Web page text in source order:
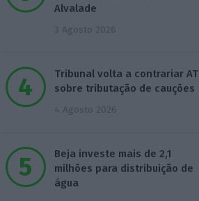
Alvalade
3 Agosto 2026
Tribunal volta a contrariar AT
sobre tributação de cauções
4 Agosto 2026
Beja investe mais de 2,1
milhões para distribuição de
água